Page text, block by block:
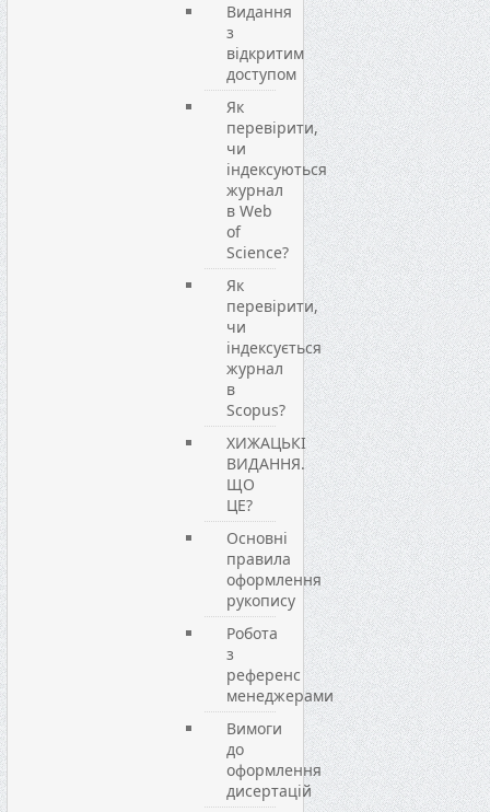
Видання
з
відкритим
доступом
Як
перевірити,
чи
індексуються
журнал
в Web
of
Science?
Як
перевірити,
чи
індексується
журнал
в
Scopus?
ХИЖАЦЬКІ
ВИДАННЯ.
ЩО
ЦЕ?
Основні
правила
оформлення
рукопису
Робота
з
референс
менеджерами
Вимоги
до
оформлення
дисертацій